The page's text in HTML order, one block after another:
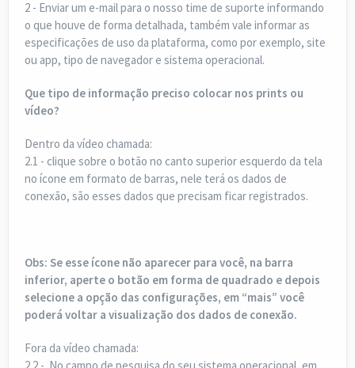
2 - Enviar um e-mail para o nosso time de suporte informando
o que houve de forma detalhada, também vale informar as
especificações de uso da plataforma, como por exemplo, site
ou app, tipo de navegador e sistema operacional.
Que tipo de informação preciso colocar nos prints ou
vídeo?
Dentro da vídeo chamada:
2.1 - clique sobre o botão no canto superior esquerdo da tela
no ícone em formato de barras, nele terá os dados de
conexão, são esses dados que precisam ficar registrados.
Obs: Se esse ícone não aparecer para você, na barra
inferior, aperte o botão em forma de quadrado e depois
selecione a opção das configurações, em “mais” você
poderá voltar a visualização dos dados de conexão.
Fora da vídeo chamada: